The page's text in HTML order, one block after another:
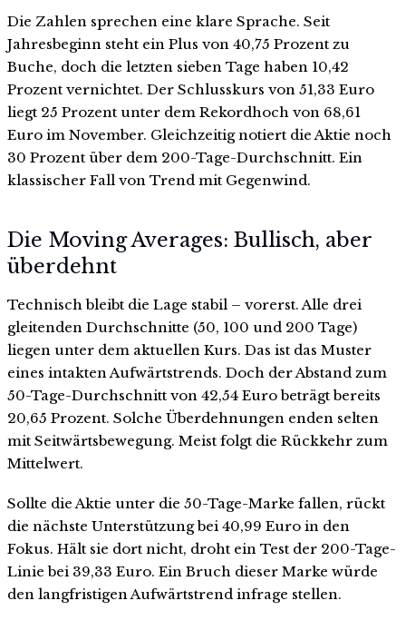
Die Zahlen sprechen eine klare Sprache. Seit
Jahresbeginn steht ein Plus von 40,75 Prozent zu
Buche, doch die letzten sieben Tage haben 10,42
Prozent vernichtet. Der Schlusskurs von 51,33 Euro
liegt 25 Prozent unter dem Rekordhoch von 68,61
Euro im November. Gleichzeitig notiert die Aktie noch
30 Prozent über dem 200-Tage-Durchschnitt. Ein
klassischer Fall von Trend mit Gegenwind.
Die Moving Averages: Bullisch, aber
überdehnt
Technisch bleibt die Lage stabil – vorerst. Alle drei
gleitenden Durchschnitte (50, 100 und 200 Tage)
liegen unter dem aktuellen Kurs. Das ist das Muster
eines intakten Aufwärtstrends. Doch der Abstand zum
50-Tage-Durchschnitt von 42,54 Euro beträgt bereits
20,65 Prozent. Solche Überdehnungen enden selten
mit Seitwärtsbewegung. Meist folgt die Rückkehr zum
Mittelwert.
Sollte die Aktie unter die 50-Tage-Marke fallen, rückt
die nächste Unterstützung bei 40,99 Euro in den
Fokus. Hält sie dort nicht, droht ein Test der 200-Tage-
Linie bei 39,33 Euro. Ein Bruch dieser Marke würde
den langfristigen Aufwärtstrend infrage stellen.